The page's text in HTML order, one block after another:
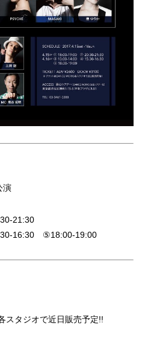
演
21:30
16:30 ⑤18:00-19:00
スタジオで近日販売予定!!